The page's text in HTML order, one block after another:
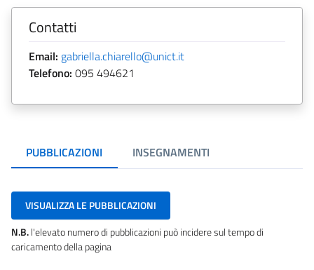
Contatti
Email: gabriella.chiarello@unict.it
Telefono: 095 494621
PUBBLICAZIONI INSEGNAMENTI
VISUALIZZA LE PUBBLICAZIONI
N.B.l'elevato numero di pubblicazioni può incidere sul tempo di
caricamento della pagina